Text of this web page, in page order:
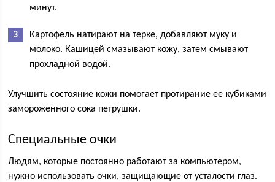
минут.
Картофель натирают на терке, добавляют муку и
молоко. Кашицей смазывают кожу, затем смывают
прохладной водой.
Улучшить состояние кожи помогает протирание ее кубиками
замороженного сока петрушки.
Специальные очки
Людям, которые постоянно работают за компьютером,
нужно использовать очки, защищающие от усталости глаз.